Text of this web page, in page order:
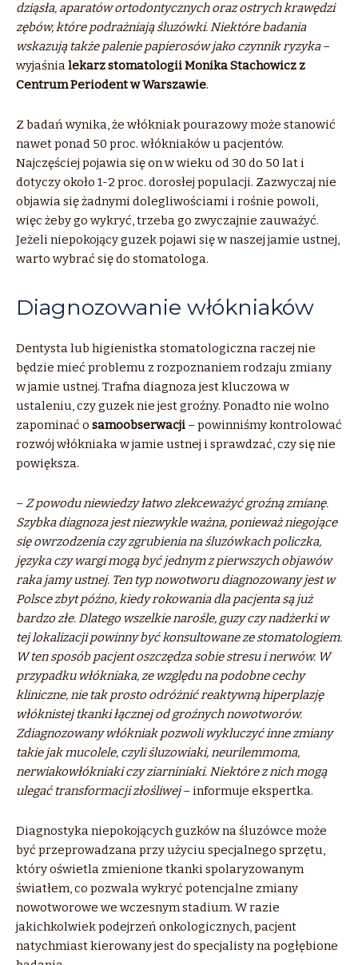
dziąsła, aparatów ortodontycznych oraz ostrych krawędzi
zębów, które podrażniają śluzówki. Niektóre badania
wskazują także palenie papierosów jako czynnik ryzyka–
wyjaśnialekarz stomatologii Monika Stachowicz z
Centrum Periodent w Warszawie.
Z badań wynika, że włókniak pourazowy może stanowić
nawet ponad 50 proc. włókniaków u pacjentów.
Najczęściej pojawia się on w wieku od 30 do 50 lat i
dotyczy około 1-2 proc. dorosłej populacji. Zazwyczaj nie
objawia się żadnymi dolegliwościami i rośnie powoli,
więc żeby go wykryć, trzeba go zwyczajnie zauważyć.
Jeżeli niepokojący guzek pojawi się w naszej jamie ustnej,
warto wybrać się do stomatologa.
Diagnozowanie włókniaków
Dentysta lub higienistka stomatologiczna raczej nie
będzie mieć problemu z rozpoznaniem rodzaju zmiany
w jamie ustnej. Trafna diagnoza jest kluczowa w
ustaleniu, czy guzek nie jest groźny. Ponadto nie wolno
zapominać o samoobserwacji – powinniśmy kontrolować
rozwój włókniaka w jamie ustnej i sprawdzać, czy się nie
powiększa.
–Z powodu niewiedzy łatwo zlekceważyć groźną zmianę.
Szybka diagnoza jest niezwykle ważna, ponieważ niegojące
się owrzodzenia czy zgrubienia na śluzówkach policzka,
języka czy wargi mogą być jednym z pierwszych objawów
raka jamy ustnej. Ten typ nowotworu diagnozowany jest w
Polsce zbyt późno, kiedy rokowania dla pacjenta są już
bardzo złe. Dlatego wszelkie narośle, guzy czy nadżerki w
tej lokalizacji powinny być konsultowane ze stomatologiem.
W ten sposób pacjent oszczędza sobie stresu i nerwów. W
przypadku włókniaka, ze względu na podobne cechy
kliniczne, nie tak prosto odróżnić reaktywną hiperplazję
włóknistej tkanki łącznej od groźnych nowotworów.
Zdiagnozowany włókniak pozwoli wykluczyć inne zmiany
takie jak mucolele, czyli śluzowiaki, neurilemmoma,
nerwiakowłókniaki czy ziarniniaki. Niektóre z nich mogą
ulegać transformacji złośliwej– informuje ekspertka.
Diagnostyka niepokojących guzków na śluzówce może
być przeprowadzana przy użyciu specjalnego sprzętu,
który oświetla zmienione tkanki spolaryzowanym
światłem, co pozwala wykryć potencjalne zmiany
nowotworowe we wczesnym stadium. W razie
jakichkolwiek podejrzeń onkologicznych, pacjent
natychmiast kierowany jest do specjalisty na pogłębione